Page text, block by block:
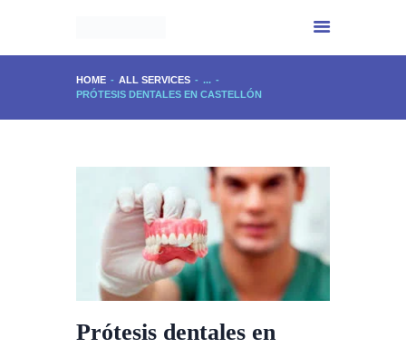
HOME ALL SERVICES
...
PRÓTESIS DENTALES EN CASTELLÓN
INICIO
CENTRO IMPALA
SERVICIOS
EXPERIENCIA
PHYTOMER
CONTACTO
Prótesis dentales en